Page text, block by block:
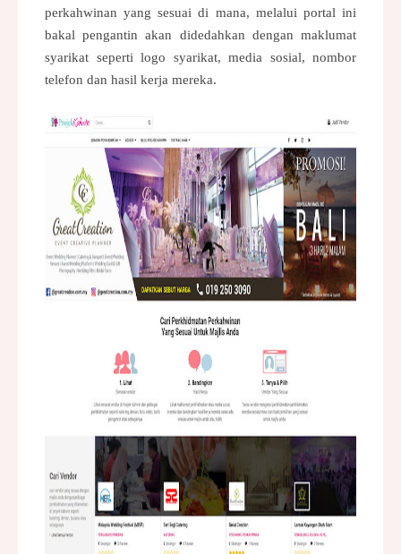
perkahwinan yang sesuai di mana, melalui portal ini
bakal pengantin akan didedahkan dengan maklumat
syarikat seperti logo syarikat, media sosial, nombor
telefon dan hasil kerja mereka.